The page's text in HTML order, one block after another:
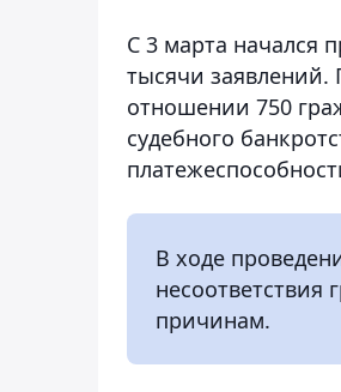
С 3 марта начался
тысячи заявлений.
отношении 750
судебного
В ходе
несоответствия
причинам.